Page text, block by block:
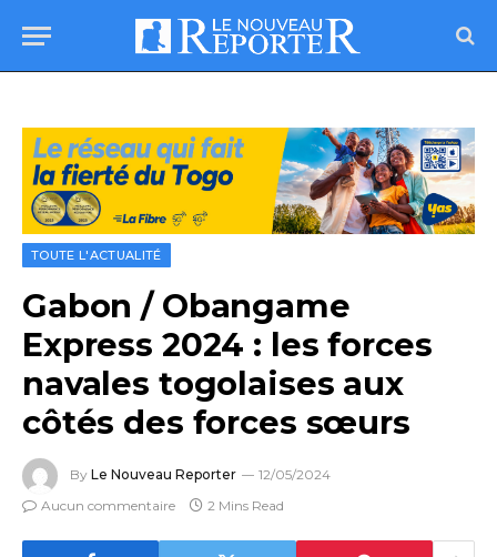
TOUTE L'ACTUALITÉ
Gabon / Obangame
Express 2024 : les forces
navales togolaises aux
côtés des forces sœurs
By Le Nouveau Reporter
12/05/2024
Aucun commentaire
2 Mins Read